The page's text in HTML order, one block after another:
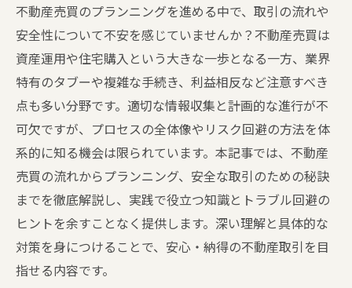
不動産売買のプランニングを進める中で、取引の流れや
安全性について不安を感じていませんか？不動産売買は
資産運用や住宅購入という大きな一歩となる一方、業界
特有のタブーや複雑な手続き、利益相反など注意すべき
点も多い分野です。適切な情報収集と計画的な進行が不
可欠ですが、プロセスの全体像やリスク回避の方法を体
系的に知る機会は限られています。本記事では、不動産
売買の流れからプランニング、安全な取引のための秘訣
までを徹底解説し、実践で役立つ知識とトラブル回避の
ヒントを余すことなく提供します。深い理解と具体的な
対策を身につけることで、安心・納得の不動産取引を目
指せる内容です。